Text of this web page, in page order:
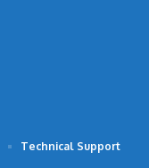
Technical Support